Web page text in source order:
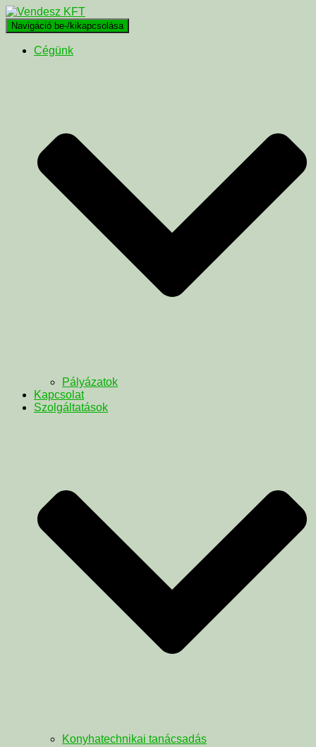
Navigáció be-/kikapcsolása
Cégünk
Pályázatok
Kapcsolat
Szolgáltatások
Konyhatechnikai tanácsadás